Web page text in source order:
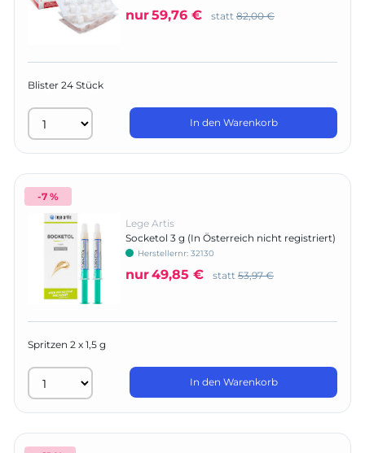
nur59,76 € statt 82,00 €
Blister 24 Stück
In den Warenkorb
-7 %
Lege Artis
Socketol 3 g (In Österreich nicht registriert)
Herstellernr: 32130
nur49,85 € statt 53,97 €
Spritzen 2 x 1,5 g
In den Warenkorb